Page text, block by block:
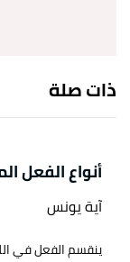
ذات صلة
أنواع الفعل
آية يونس
ينقسم الفعل في